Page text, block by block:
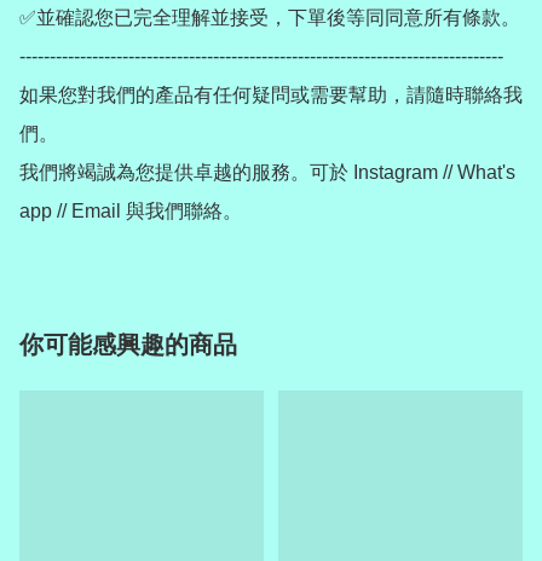
✅並確認您已完全理解並接受，下單後等同同意所有條款。
--------------------------------------------------------------------------------
如果您對我們的產品有任何疑問或需要幫助，請隨時聯絡我
們。
我們將竭誠為您提供卓越的服務。可於 Instagram // What's
app // Email 與我們聯絡。
你可能感興趣的商品